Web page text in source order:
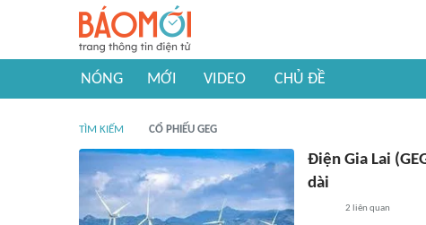
NÓNG MỚI VIDEO CHỦ ĐỀ
TÌM KIẾM CỔ PHIẾU GEG
Điện Gia Lai
dài
2 liên quan